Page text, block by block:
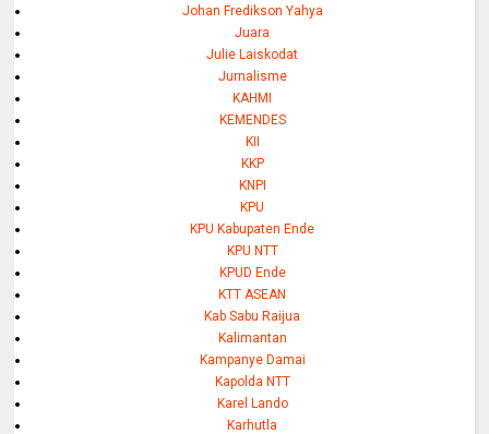
Johan Fredikson Yahya
Juara
Julie Laiskodat
Jurnalisme
KAHMI
KEMENDES
KII
KKP
KNPI
KPU
KPU Kabupaten Ende
KPU NTT
KPUD Ende
KTT ASEAN
Kab Sabu Raijua
Kalimantan
Kampanye Damai
Kapolda NTT
Karel Lando
Karhutla